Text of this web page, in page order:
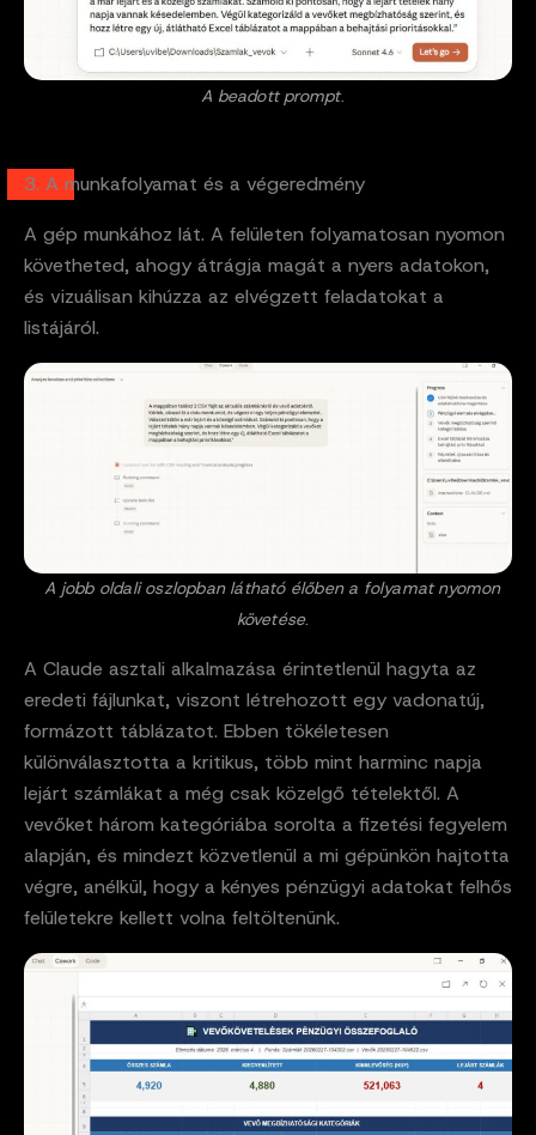
A beadott prompt.
3. A munkafolyamat és a végeredmény
A gép munkához lát. A felületen folyamatosan nyomon
követheted, ahogy átrágja magát a nyers adatokon,
és vizuálisan kihúzza az elvégzett feladatokat a
listájáról.
A jobb oldali oszlopban látható élőben a folyamat nyomon
követése.
A Claude asztali alkalmazása érintetlenül hagyta az
eredeti fájlunkat, viszont létrehozott egy vadonatúj,
formázott táblázatot. Ebben tökéletesen
különválasztotta a kritikus, több mint harminc napja
lejárt számlákat a még csak közelgő tételektől. A
vevőket három kategóriába sorolta a fizetési fegyelem
alapján, és mindezt közvetlenül a mi gépünkön hajtotta
végre, anélkül, hogy a kényes pénzügyi adatokat felhős
felületekre kellett volna feltöltenünk.